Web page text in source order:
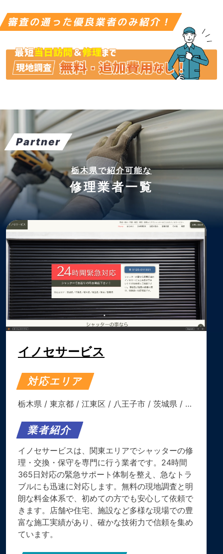
審査の通った優良業者のみ紹介！
Partner
栃木県で紹介可能な
修理業者一覧
イノセサービス
対応エリア
栃木県 / 東京都 / 江東区 / 八王子市 / 茨城県 / …
業者紹介
イノセサービスは、関東エリアでシャッターの修
理・交換・保守を専門に行う業者です。​24時間
365日対応の緊急サポート体制を整え、急なトラ
ブルにも迅速に対応します。​無料の現地調査と明
朗な料金体系で、初めての方でも安心して依頼で
きます。​店舗や住宅、施設など多様な現場での豊
富な施工実績があり、確かな技術力で信頼を集め
ています。